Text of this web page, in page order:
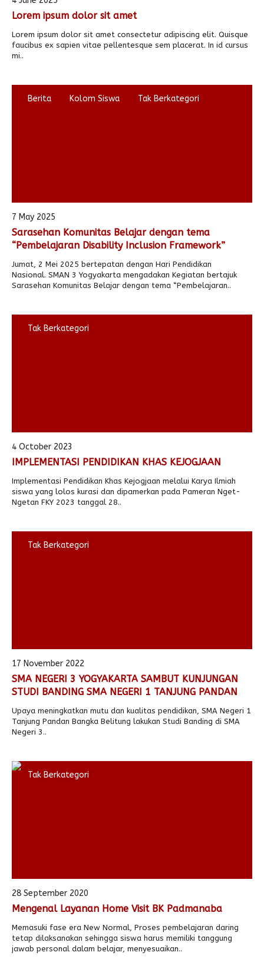
Antologi Puisi 1
Antologi Puisi 2
Antologi Puisi 4
Kegiatan Kemitraan
Penbes 2026
Alumni
Lorem ipsum dolor sit amet
Lorem ipsum dolor sit amet consectetur adipiscing elit. Quisque
faucibus ex sapien vitae pellentesque sem placerat. In id cursus
mi..
Berita Kolom Siswa Tak Berkategori
7 May 2025
Sarasehan Komunitas Belajar dengan tema
“Pembelajaran Disability Inclusion Framework”
Jumat, 2 Mei 2025 bertepatan dengan Hari Pendidikan
Nasional. SMAN 3 Yogyakarta mengadakan Kegiatan bertajuk
Sarasehan Komunitas Belajar dengan tema “Pembelajaran..
Tak Berkategori
4 October 2023
IMPLEMENTASI PENDIDIKAN KHAS KEJOGJAAN
Implementasi Pendidikan Khas Kejogjaan melalui Karya Ilmiah
siswa yang lolos kurasi dan dipamerkan pada Pameran Nget-
Ngetan FKY 2023 tanggal 28..
Tak Berkategori
17 November 2022
SMA NEGERI 3 YOGYAKARTA SAMBUT KUNJUNGAN
STUDI BANDING SMA NEGERI 1 TANJUNG PANDAN
Upaya meningkatkan mutu dan kualitas pendidikan, SMA Negeri 1
Tanjung Pandan Bangka Belitung lakukan Studi Banding di SMA
Negeri 3..
Tak Berkategori
28 September 2020
Mengenal Layanan Home Visit BK Padmanaba
Memasuki fase era New Normal, Proses pembelajaran daring
tetap dilaksanakan sehingga siswa harus memiliki tanggung
jawab personal dalam belajar, menyesuaikan..